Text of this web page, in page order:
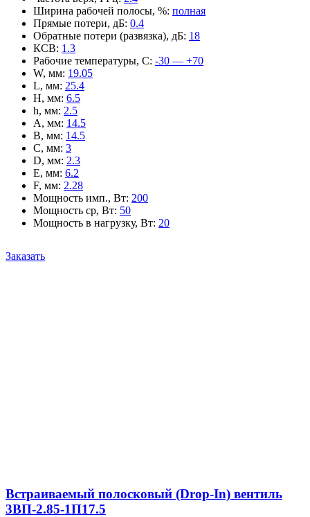
Ширина рабочей полосы, %: полная
Прямые потери, дБ: 0.4
Обратные потери (развязка), дБ: 18
КСВ: 1.3
Рабочие температуры, С: -30 — +70
W, мм: 19.05
L, мм: 25.4
H, мм: 6.5
h, мм: 2.5
A, мм: 14.5
B, мм: 14.5
C, мм: 3
D, мм: 2.3
E, мм: 6.2
F, мм: 2.28
Мощность имп., Вт: 200
Мощность ср, Вт: 50
Мощность в нагрузку, Вт: 20
Заказать
Встраиваемый полосковый (Drop-In) вентиль
3ВП-2.85-1П17.5